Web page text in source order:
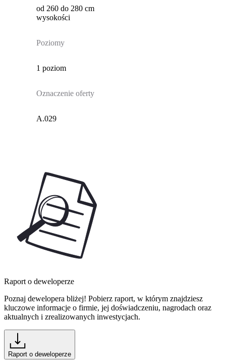
od 260 do 280 cm
wysokości
Poziomy
1 poziom
Oznaczenie oferty
A.029
Raport o deweloperze
Poznaj dewelopera bliżej! Pobierz raport, w którym znajdziesz
kluczowe informacje o firmie, jej doświadczeniu, nagrodach oraz
aktualnych i zrealizowanych inwestycjach.
Raport o deweloperze